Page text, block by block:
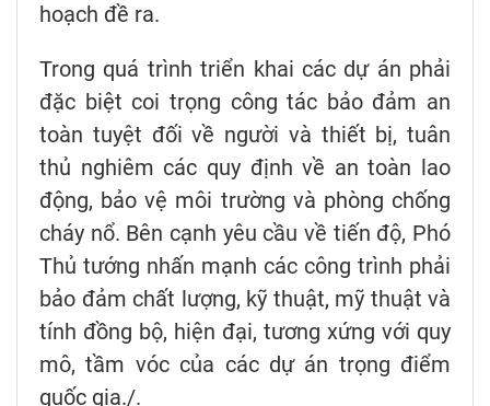
hoạch đề ra.
Trong quá trình triển khai các dự án phải
đặc biệt coi trọng công tác bảo đảm an
toàn tuyệt đối về người và thiết bị, tuân
thủ nghiêm các quy định về an toàn lao
động, bảo vệ môi trường và phòng chống
cháy nổ. Bên cạnh yêu cầu về tiến độ, Phó
Thủ tướng nhấn mạnh các công trình phải
bảo đảm chất lượng, kỹ thuật, mỹ thuật và
tính đồng bộ, hiện đại, tương xứng với quy
mô, tầm vóc của các dự án trọng điểm
quốc gia./.